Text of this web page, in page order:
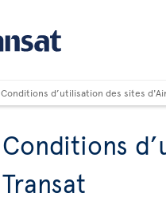
Conditions d’utilisation des sites
Conditions
Transat